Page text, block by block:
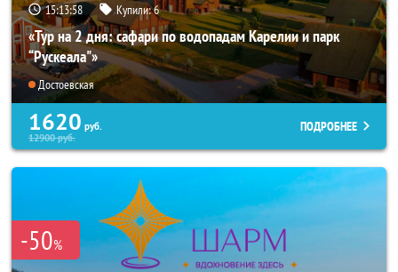
15:13:57 Купили:6
«Тур на 2 дня: сафари по водопадам Карелии и парк
“Рускеала"»
Достоевская
1620 руб.
12900руб.
ПОДРОБНЕЕ
-50%